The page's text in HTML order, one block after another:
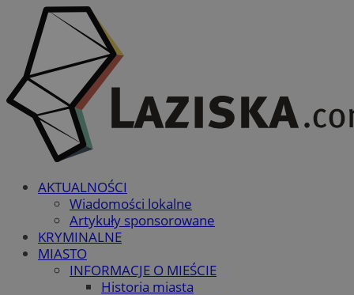
AKTUALNOŚCI
Wiadomości lokalne
Artykuły sponsorowane
KRYMINALNE
MIASTO
INFORMACJE O MIEŚCIE
Historia miasta